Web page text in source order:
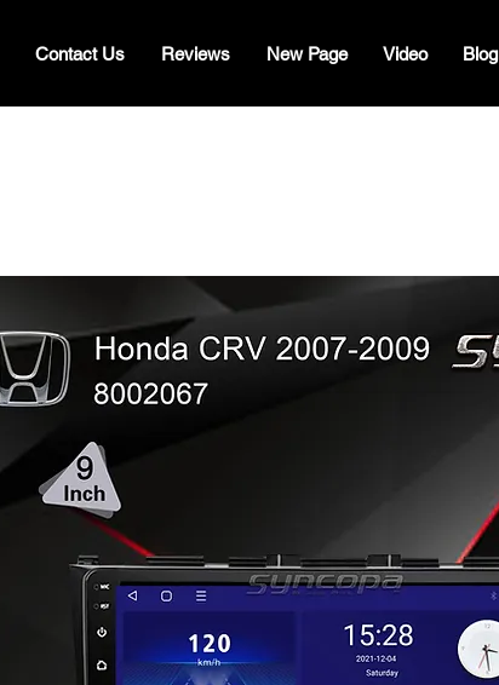
Contact Us Reviews New Page Video Blog